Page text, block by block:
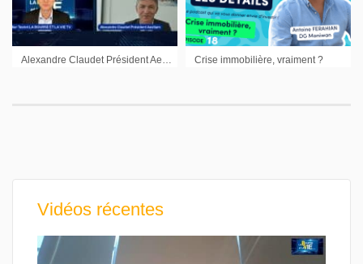
Crise immobilière, vraiment ?
Vidéos récentes